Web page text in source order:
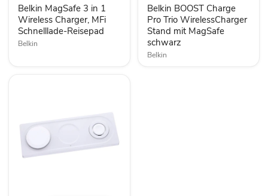
Charger,
MFi
Schnelllade-
Reisepad
Belkin MagSafe 3 in 1
Wireless Charger, MFi
Schnelllade-Reisepad
Belkin
Stand
mit
MagSafe
schwarz
Belkin BOOST Charge
Pro Trio WirelessCharger
Stand mit MagSafe
schwarz
Belkin